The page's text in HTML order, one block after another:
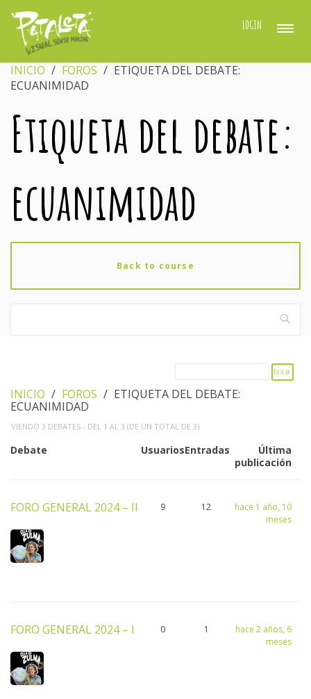
LOGIN
INICIO FOROS
ETIQUETA DEL DEBATE:
ECUANIMIDAD
Etiqueta del debate:
ecuanimidad
Back to course
INICIO FOROS
ETIQUETA DEL DEBATE:
ECUANIMIDAD
VIENDO 3 DEBATES - DEL 1 AL 3 (DE UN TOTAL DE 3)
Debate UsuariosEntradas
Última
publicación
FORO GENERAL 2024 – II 9 12
hace 1 año, 10
meses
FORO GENERAL 2024 – I 0 1
hace 2 años, 6
meses